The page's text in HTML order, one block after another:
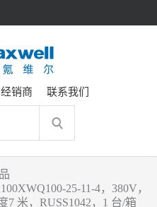
经销商 联系我们
25-11-4，380V，
米，RUSS1042，1 台/箱